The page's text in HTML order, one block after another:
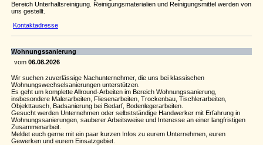
Bereich Unterhaltsreinigung. Reinigungsmaterialien und Reinigungsmittel werden von
uns gestellt.
Kontaktadresse
Wohnungssanierung
vom 06.08.2026
Wir suchen zuverlässige Nachunternehmer, die uns bei klassischen
Wohnungswechselsanierungen unterstützen.
Es geht um komplette Allround-Arbeiten im Bereich Wohnungssanierung,
insbesondere Malerarbeiten, Fliesenarbeiten, Trockenbau, Tischlerarbeiten,
Objekttausch, Badsanierung bei Bedarf, Bodenlegerarbeiten.
Gesucht werden Unternehmen oder selbstständige Handwerker mit Erfahrung in
Wohnungssanierungen, sauberer Arbeitsweise und Interesse an einer langfristigen
Zusammenarbeit.
Meldet euch gerne mit ein paar kurzen Infos zu eurem Unternehmen, euren
Gewerken und eurem Einsatzgebiet.